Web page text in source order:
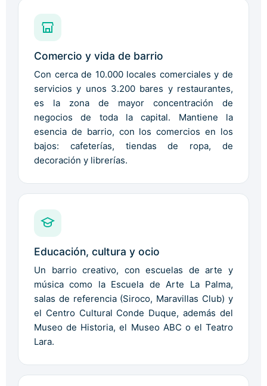
Comercio y vida de barrio
Con cerca de 10.000 locales comerciales y de
servicios y unos 3.200 bares y restaurantes,
es la zona de mayor concentración de
negocios de toda la capital. Mantiene la
esencia de barrio, con los comercios en los
bajos: cafeterías, tiendas de ropa, de
decoración y librerías.
Educación, cultura y ocio
Un barrio creativo, con escuelas de arte y
música como la Escuela de Arte La Palma,
salas de referencia (Siroco, Maravillas Club) y
el Centro Cultural Conde Duque, además del
Museo de Historia, el Museo ABC o el Teatro
Lara.